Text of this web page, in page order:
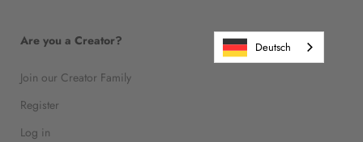
Are you a Creator?
Join our Creator Family
Register
Log in
Deutsch